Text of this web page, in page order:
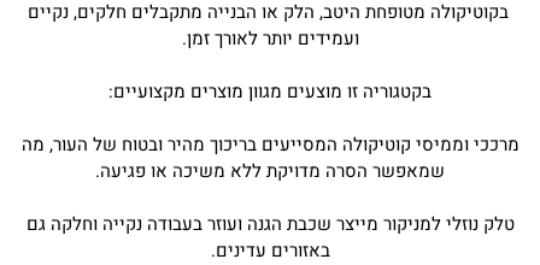
בקוטיקולה מטופחת היטב, הלק או הבנייה מתקבלים חלקים, נקיים
ועמידים יותר לאורך זמן.
בקטגוריה זו מוצעים מגוון מוצרים מקצועיים:
מרככי וממיסי קוטיקולה המסייעים בריכוך מהיר ובטוח של העור, מה
שמאפשר הסרה מדויקת ללא משיכה או פגיעה.
טלק נוזלי למניקור מייצר שכבת הגנה ועוזר בעבודה נקייה וחלקה גם
באזורים עדינים.